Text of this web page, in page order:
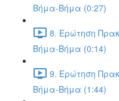
Βήμα-Βήμα (0:27)
8. Ερώτηση
Βήμα-Βήμα (0:14)
9. Ερώτηση
Βήμα-Βήμα (1:44)